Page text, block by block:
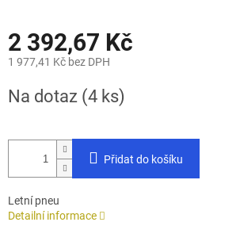
2 392,67 Kč
1 977,41 Kč bez DPH
cena:
Na dotaz (4 ks)
Přidat do košíku
Letní pneu
Detailní informace